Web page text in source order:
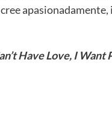
Have Love, I Want